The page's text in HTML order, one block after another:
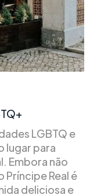
LGBTQ e
lugar para
Embora não
Real é
deliciosa e